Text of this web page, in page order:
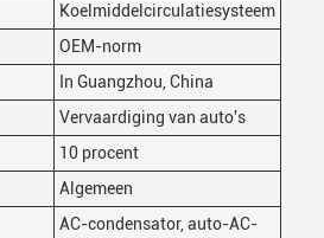
bericht achter
je snel terug!
Koelmiddelcirculatiesysteem
OEM-norm
In Guangzhou, China
Vervaardiging van auto's
10 procent
Algemeen
AC-condensator, auto-AC-